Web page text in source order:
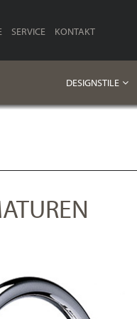
SERVICE KONTAKT
DESIGNSTILE